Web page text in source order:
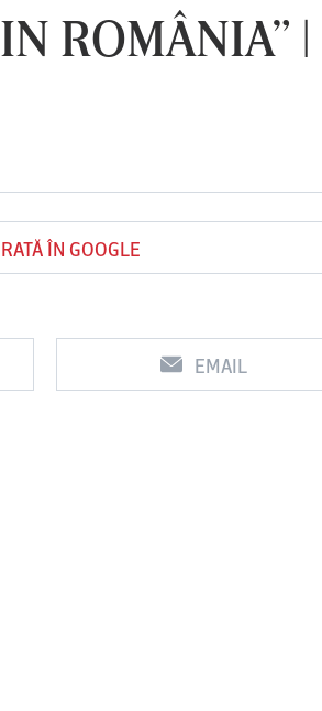
ROMÂNIA” |
ÎN GOOGLE
EMAIL